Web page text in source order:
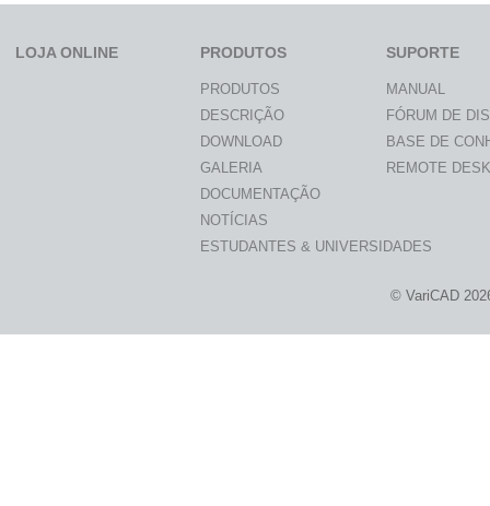
LOJA ONLINE PRODUTOS
PRODUTOS
DESCRIÇÃO
DOWNLOAD
GALERIA
DOCUMENTAÇÃO
NOTÍCIAS
ESTUDANTES & UNIVERSIDADES
SUPORTE
MANUAL
FÓRUM DE
BASE DE
REMOTE
© VariCAD